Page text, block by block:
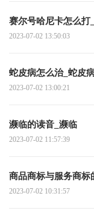
赛尔号哈尼卡怎么打
2023-07-02 13:50:03
蛇皮病怎么治_蛇皮
2023-07-02 13:00:21
濒临的读音_濒临
2023-07-02 11:57:39
商品商标与服务商标
2023-07-02 10:31:57